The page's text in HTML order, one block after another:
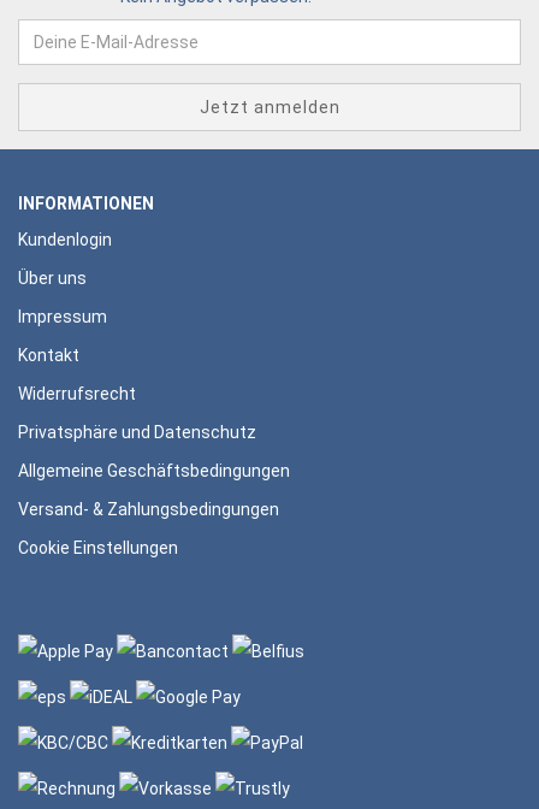
INFORMATIONEN
Kundenlogin
Über uns
Impressum
Kontakt
Widerrufsrecht
Privatsphäre und Datenschutz
Allgemeine Geschäftsbedingungen
Versand- & Zahlungsbedingungen
Cookie Einstellungen